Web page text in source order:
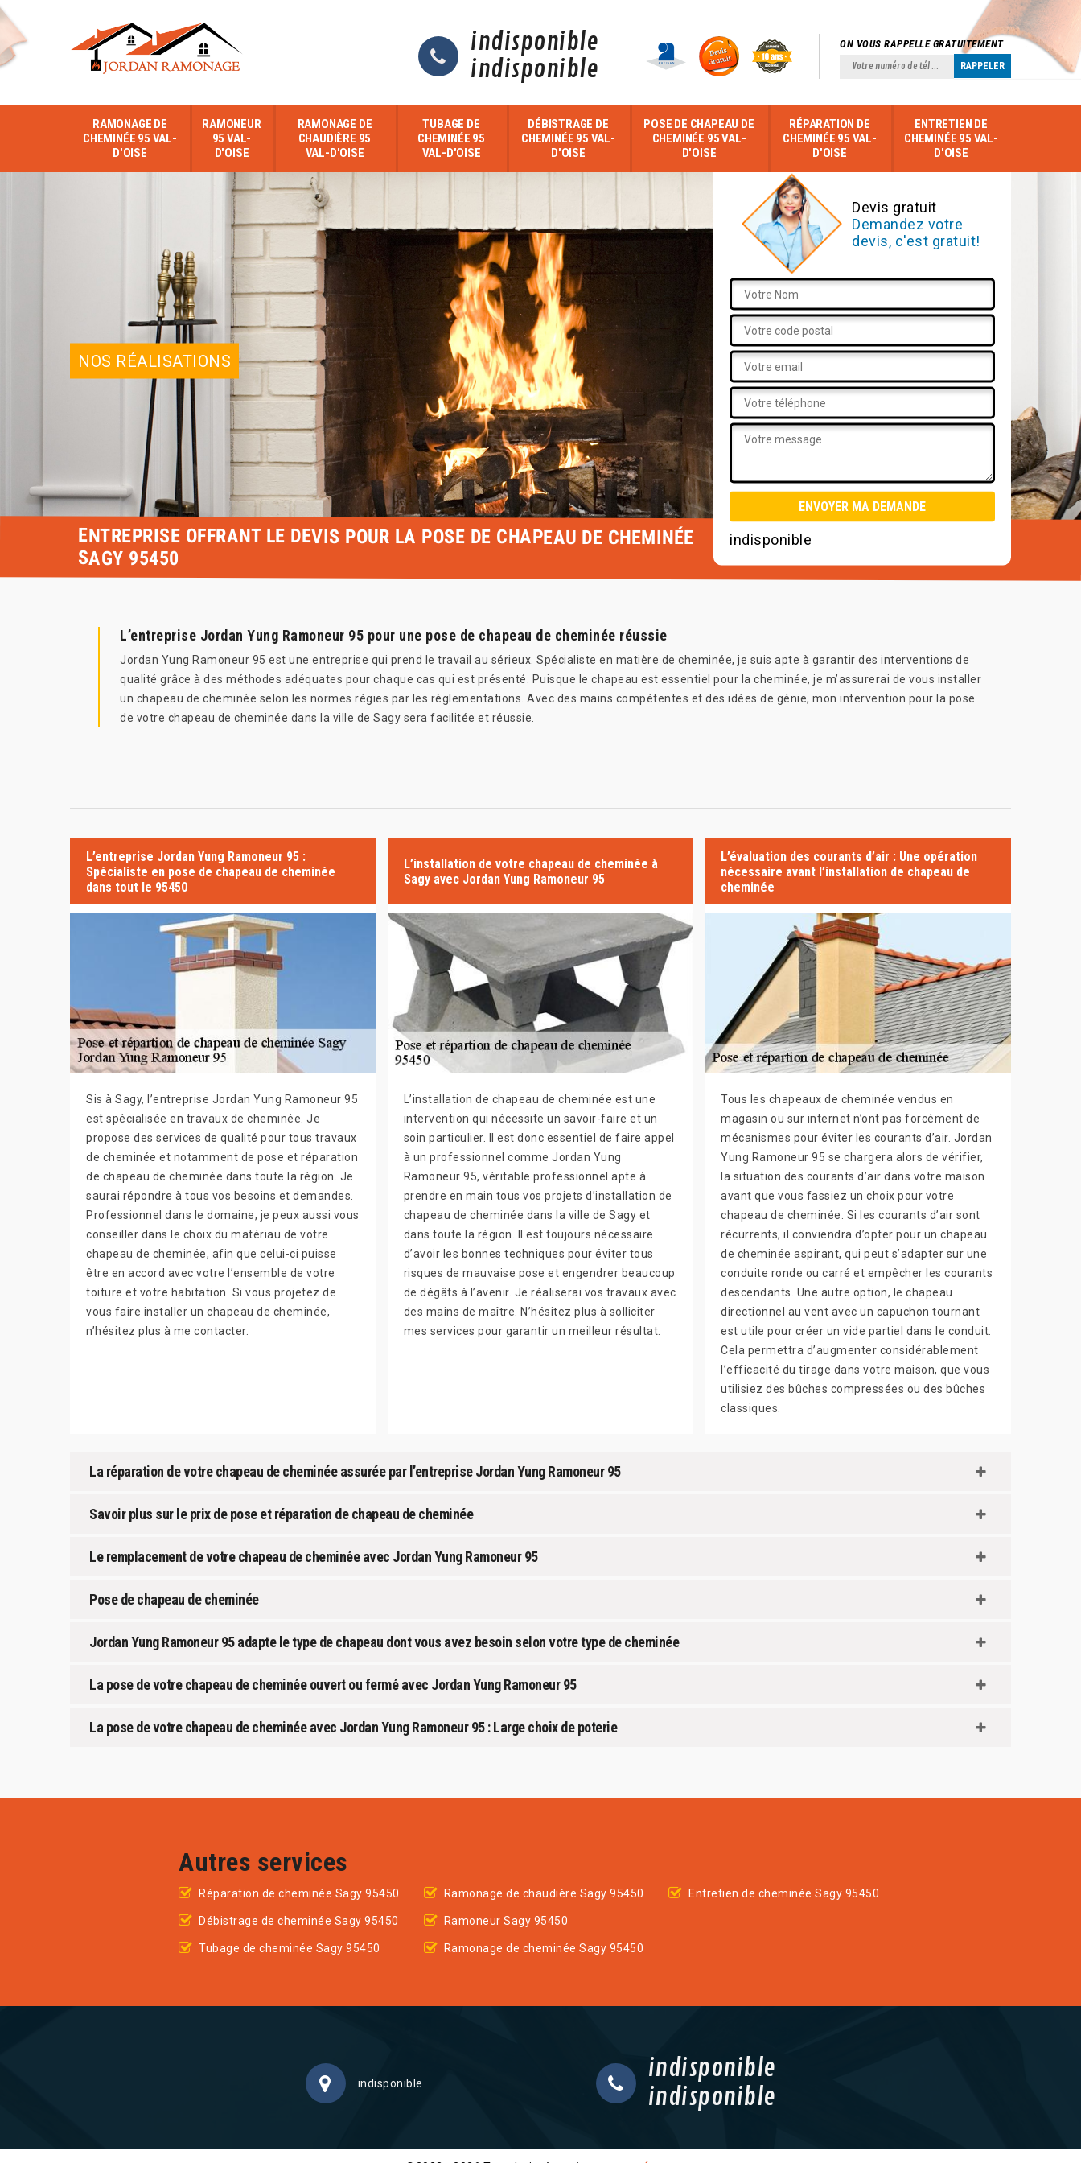
indisponible
indisponible
ON VOUS RAPPELLE GRATUITEMENT
RAMONAGE DE
CHEMINÉE 95 VAL-
D'OISE
RAMONEUR
95 VAL-
D'OISE
RAMONAGE DE
CHAUDIÈRE 95
VAL-D'OISE
TUBAGE DE
CHEMINÉE 95
VAL-D'OISE
DÉBISTRAGE DE
CHEMINÉE 95 VAL-
D'OISE
POSE DE CHAPEAU DE
CHEMINÉE 95 VAL-
D'OISE
RÉPARATION DE
CHEMINÉE 95 VAL-
D'OISE
ENTRETIEN DE
CHEMINÉE 95 VAL-
D'OISE
NOS RÉALISATIONS
Devis gratuit
Demandez votre
devis, c'est gratuit!
indisponible
ENTREPRISE OFFRANT LE DEVIS POUR LA POSE DE CHAPEAU DE CHEMINÉE
SAGY 95450
L’entreprise Jordan Yung Ramoneur 95 pour une pose de chapeau de cheminée réussie
Jordan Yung Ramoneur 95 est une entreprise qui prend le travail au sérieux. Spécialiste en matière de cheminée, je suis apte à garantir des interventions de
qualité grâce à des méthodes adéquates pour chaque cas qui est présenté. Puisque le chapeau est essentiel pour la cheminée, je m’assurerai de vous installer
un chapeau de cheminée selon les normes régies par les règlementations. Avec des mains compétentes et des idées de génie, mon intervention pour la pose
de votre chapeau de cheminée dans la ville de Sagy sera facilitée et réussie.
L’entreprise Jordan Yung Ramoneur 95 :
Spécialiste en pose de chapeau de cheminée
dans tout le 95450
Sis à Sagy, l’entreprise Jordan Yung Ramoneur 95
est spécialisée en travaux de cheminée. Je
propose des services de qualité pour tous travaux
de cheminée et notamment de pose et réparation
de chapeau de cheminée dans toute la région. Je
saurai répondre à tous vos besoins et demandes.
Professionnel dans le domaine, je peux aussi vous
conseiller dans le choix du matériau de votre
chapeau de cheminée, afin que celui-ci puisse
être en accord avec votre l’ensemble de votre
toiture et votre habitation. Si vous projetez de
vous faire installer un chapeau de cheminée,
n’hésitez plus à me contacter.
L’installation de votre chapeau de cheminée à
Sagy avec Jordan Yung Ramoneur 95
L’installation de chapeau de cheminée est une
intervention qui nécessite un savoir-faire et un
soin particulier. Il est donc essentiel de faire appel
à un professionnel comme Jordan Yung
Ramoneur 95, véritable professionnel apte à
prendre en main tous vos projets d’installation de
chapeau de cheminée dans la ville de Sagy et
dans toute la région. Il est toujours nécessaire
d’avoir les bonnes techniques pour éviter tous
risques de mauvaise pose et engendrer beaucoup
de dégâts à l’avenir. Je réaliserai vos travaux avec
des mains de maître. N’hésitez plus à solliciter
mes services pour garantir un meilleur résultat.
L’évaluation des courants d’air : Une opération
nécessaire avant l’installation de chapeau de
cheminée
Tous les chapeaux de cheminée vendus en
magasin ou sur internet n’ont pas forcément de
mécanismes pour éviter les courants d’air. Jordan
Yung Ramoneur 95 se chargera alors de vérifier,
la situation des courants d’air dans votre maison
avant que vous fassiez un choix pour votre
chapeau de cheminée. Si les courants d’air sont
récurrents, il conviendra d’opter pour un chapeau
de cheminée aspirant, qui peut s’adapter sur une
conduite ronde ou carré et empêcher les courants
descendants. Une autre option, le chapeau
directionnel au vent avec un capuchon tournant
est utile pour créer un vide partiel dans le conduit.
Cela permettra d’augmenter considérablement
l’efficacité du tirage dans votre maison, que vous
utilisiez des bûches compressées ou des bûches
classiques.
La réparation de votre chapeau de cheminée assurée par l’entreprise Jordan Yung Ramoneur 95
Savoir plus sur le prix de pose et réparation de chapeau de cheminée
Le remplacement de votre chapeau de cheminée avec Jordan Yung Ramoneur 95
Pose de chapeau de cheminée
Jordan Yung Ramoneur 95 adapte le type de chapeau dont vous avez besoin selon votre type de cheminée
La pose de votre chapeau de cheminée ouvert ou fermé avec Jordan Yung Ramoneur 95
La pose de votre chapeau de cheminée avec Jordan Yung Ramoneur 95 : Large choix de poterie
Autres services
Réparation de cheminée Sagy 95450
Débistrage de cheminée Sagy 95450
Tubage de cheminée Sagy 95450
Ramonage de chaudière Sagy 95450
Ramoneur Sagy 95450
Ramonage de cheminée Sagy 95450
Entretien de cheminée Sagy 95450
indisponible
indisponible
indisponible